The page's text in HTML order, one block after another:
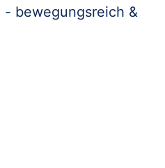
- bewegungsreich &